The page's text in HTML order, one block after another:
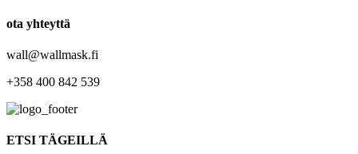
ota yhteyttä
wall@wallmask.fi
+358 400 842 539
ETSI TÄGEILLÄ